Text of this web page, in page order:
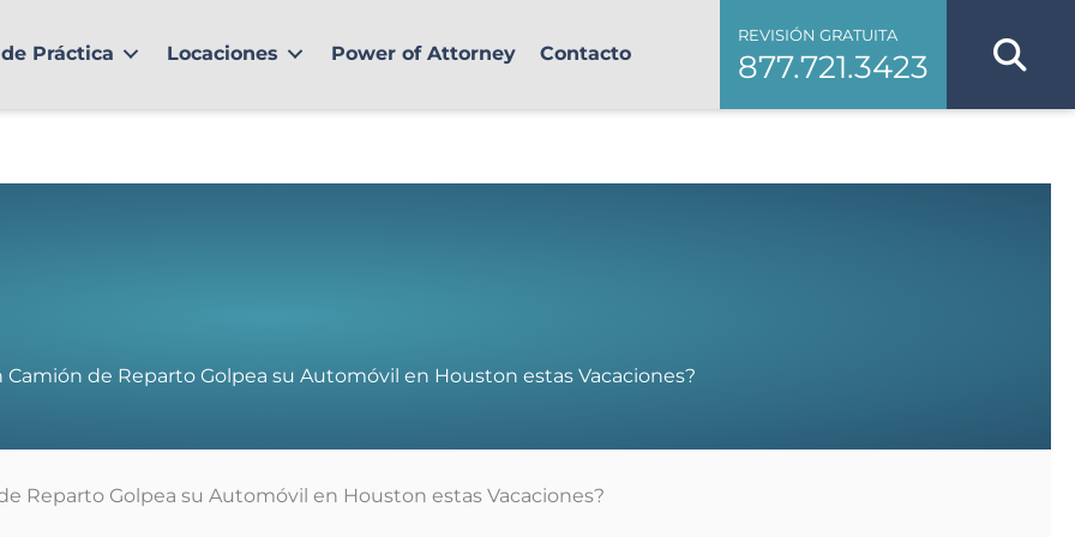
Práctica Locaciones Power of Attorney Contacto
REVISIÓN GRATUITA
877.721.3423
Camión de Reparto Golpea su Automóvil en Houston estas Vacaciones?
Reparto Golpea su Automóvil en Houston estas Vacaciones?